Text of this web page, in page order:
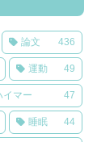
論文 436
運動 49
イマー 47
睡眠 44